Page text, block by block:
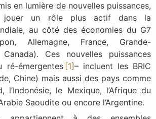
en lumière de nouvelles puissances,
jouer un rôle plus actif dans la
au côté des économies du G7
Allemagne, France, Grande-
Ces nouvelles puissances
ré-émergentes [1]– incluent les BRIC
Chine) mais aussi des pays comme
l’Indonésie, le Mexique, l’Afrique du
Saoudite ou encore l’Argentine.